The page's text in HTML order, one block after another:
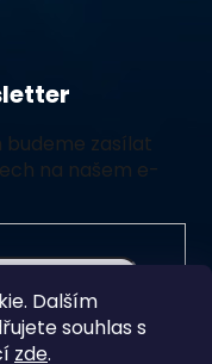
Dalším
souhlas s
zde.
budeme zasílat
na našem e-
ochrany